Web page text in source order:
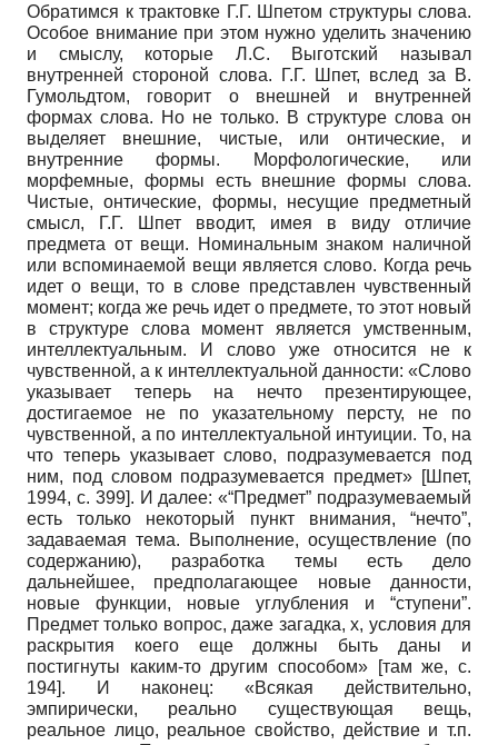
Обратимся к трактовке Г.Г. Шпетом структуры слова.
Особое внимание при этом нужно уделить значению
и смыслу, которые Л.С. Выготский называл
внутренней стороной слова. Г.Г. Шпет, вслед за В.
Гумольдтом, говорит о внешней и внутренней
формах слова. Но не только. В структуре слова он
выделяет внешние, чистые, или онтические, и
внутренние формы. Морфологические, или
морфемные, формы есть внешние формы слова.
Чистые, онтические, формы, несущие предметный
смысл, Г.Г. Шпет вводит, имея в виду отличие
предмета от вещи. Номинальным знаком наличной
или вспоминаемой вещи является слово. Когда речь
идет о вещи, то в слове представлен чувственный
момент; когда же речь идет о предмете, то этот новый
в структуре слова момент является умственным,
интеллектуальным. И слово уже относится не к
чувственной, а к интеллектуальной данности: «Слово
указывает теперь на нечто презентирующее,
достигаемое не по указательному персту, не по
чувственной, а по интеллектуальной интуиции. То, на
что теперь указывает слово, подразумевается под
ним, под словом подразумевается предмет» [Шпет,
1994, с. 399]. И далее: «“Предмет” подразумеваемый
есть только некоторый пункт внимания, “нечто”,
задаваемая тема. Выполнение, осуществление (по
содержанию), разработка темы есть дело
дальнейшее, предполагающее новые данности,
новые функции, новые углубления и “ступени”.
Предмет только вопрос, даже загадка, х, условия для
раскрытия коего еще должны быть даны и
постигнуты каким-то другим способом» [там же, с.
194]. И наконец: «Всякая действительно,
эмпирически, реально существующая вещь,
реальное лицо, реальное свойство, действие и т.п.